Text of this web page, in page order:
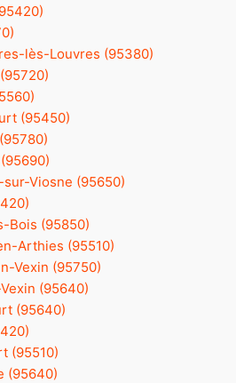
lès-Louvres (95380)
(95450)
Viosne (95650)
Bois (95850)
Arthies (95510)
Vexin (95750)
(95640)
(95640)
(95510)
(95640)